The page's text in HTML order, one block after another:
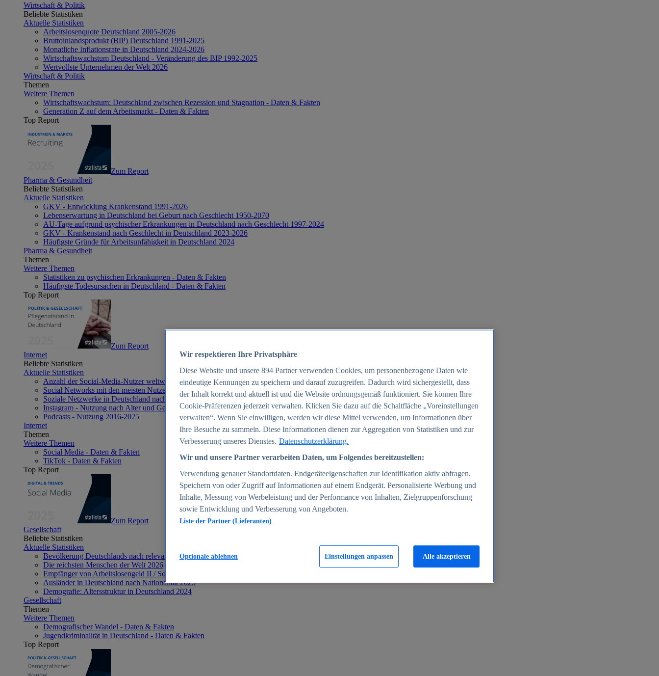
Wirtschaft & Politik
Beliebte Statistiken
Aktuelle Statistiken
Arbeitslosenquote Deutschland 2005-2026
Bruttoinlandsprodukt (BIP) Deutschland 1991-2025
Monatliche Inflationsrate in Deutschland 2024-2026
Wirtschaftswachstum Deutschland - Veränderung des BIP 1992-2025
Wertvollste Unternehmen der Welt 2026
Wirtschaft & Politik
Themen
Weitere Themen
Wirtschaftswachstum: Deutschland zwischen Rezession und Stagnation - Daten & Fakten
Generation Z auf dem Arbeitsmarkt - Daten & Fakten
Top Report
Zum Report
Pharma & Gesundheit
Beliebte Statistiken
Aktuelle Statistiken
GKV - Entwicklung Krankenstand 1991-2026
Lebenserwartung in Deutschland bei Geburt nach Geschlecht 1950-2070
AU-Tage aufgrund psychischer Erkrankungen in Deutschland nach Geschlecht 1997-2024
GKV - Krankenstand nach Geschlecht in Deutschland 2023-2026
Häufigste Gründe für Arbeitsunfähigkeit in Deutschland 2024
Pharma & Gesundheit
Themen
Weitere Themen
Statistiken zu psychischen Erkrankungen - Daten & Fakten
Häufigste Todesursachen in Deutschland - Daten & Fakten
Top Report
Zum Report
Internet
Beliebte Statistiken
Aktuelle Statistiken
Anzahl der Social-Media-Nutzer weltweit 2012-2025
Social Networks mit den meisten Nutzern weltweit 2025
Soziale Netzwerke in Deutschland nach Generationen 2025
Instagram - Nutzung nach Alter und Geschlecht in Deutschland 2025
Podcasts - Nutzung 2016-2025
Internet
Themen
Weitere Themen
Social Media - Daten & Fakten
TikTok - Daten & Fakten
Top Report
Zum Report
Gesellschaft
Beliebte Statistiken
Aktuelle Statistiken
Bevölkerung Deutschlands nach relevanten Altersgruppen 2024
Die reichsten Menschen der Welt 2026
Empfänger von Arbeitslosengeld II / Sozialgeld / Bürgergeld in Deutschland 2005-2025
Ausländer in Deutschland nach Nationalität 2025
Demografie: Altersstruktur in Deutschland 2024
Gesellschaft
Themen
Weitere Themen
Demografischer Wandel - Daten & Fakten
Jugendkriminalität in Deutschland - Daten & Fakten
Top Report
Wir respektieren Ihre Privatsphäre
Diese Website und unsere 894 Partner verwenden Cookies, um personenbezogene Daten wie
eindeutige Kennungen zu speichern und darauf zuzugreifen. Dadurch wird sichergestellt, dass
der Inhalt korrekt und aktuell ist und die Website ordnungsgemäß funktioniert. Sie können Ihre
Cookie-Präferenzen jederzeit verwalten. Klicken Sie dazu auf die Schaltfläche „Voreinstellungen
verwalten“. Wenn Sie einwilligen, werden wir diese Mittel verwenden, um Informationen über
Ihre Besuche zu sammeln. Diese Informationen dienen zur Aggregation von Statistiken und zur
Verbesserung unseres Dienstes. Datenschutzerklärung.
Wir und unsere Partner verarbeiten Daten, um Folgendes bereitzustellen:
Verwendung genauer Standortdaten. Endgeräteeigenschaften zur Identifikation aktiv abfragen.
Speichern von oder Zugriff auf Informationen auf einem Endgerät. Personalisierte Werbung und
Inhalte, Messung von Werbeleistung und der Performance von Inhalten, Zielgruppenforschung
sowie Entwicklung und Verbesserung von Angeboten.
Liste der Partner (Lieferanten)
Einstellungen anpassen
Optionale ablehnen Alle akzeptieren